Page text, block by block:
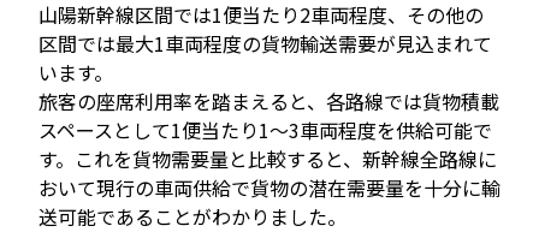
山陽新幹線区間では1便当たり2車両程度、その他の
区間では最大1車両程度の貨物輸送需要が見込まれて
います。
旅客の座席利用率を踏まえると、各路線では貨物積載
スペースとして1便当たり1～3車両程度を供給可能で
す。これを貨物需要量と比較すると、新幹線全路線に
おいて現行の車両供給で貨物の潜在需要量を十分に輸
送可能であることがわかりました。